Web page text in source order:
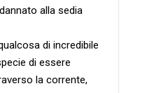
alla sedia
di incredibile
di essere
la corrente,